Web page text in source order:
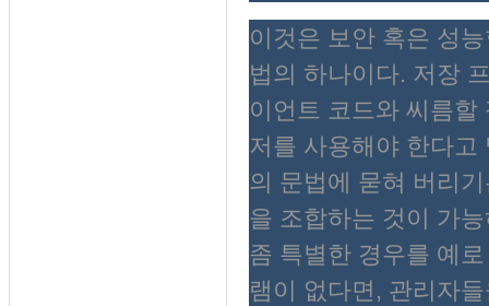
이것은 보안 혹은 성
법의 하나이다. 저장
이언트 코드와 씨름
저를 사용해야 한다
의 문법에 묻혀 버리
을 조합하는 것이 가
좀 특별한 경우를 예
램이 없다면, 관리자